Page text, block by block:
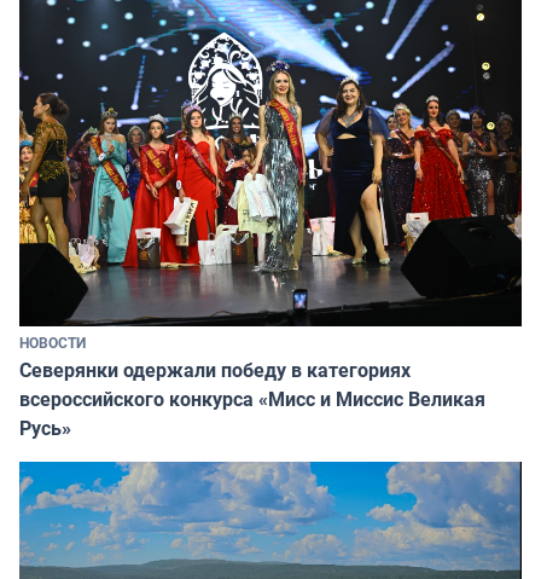
НОВОСТИ
Северянки одержали победу в категориях
всероссийского конкурса «Мисс и Миссис Великая
Русь»